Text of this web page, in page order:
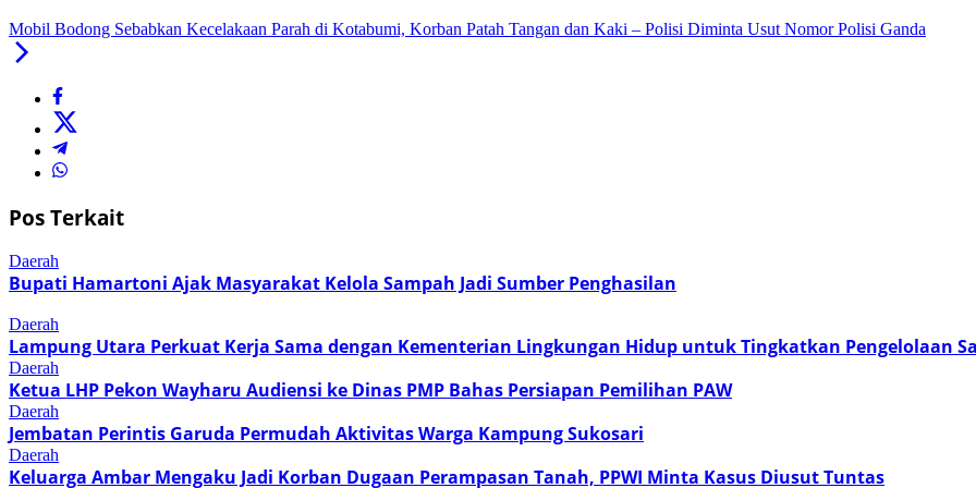
Mobil Bodong Sebabkan Kecelakaan Parah di Kotabumi, Korban Patah Tangan dan Kaki – Polisi Diminta Usut Nomor Polisi Ganda
Pos Terkait
Daerah
Bupati Hamartoni Ajak Masyarakat Kelola Sampah Jadi Sumber Penghasilan
Daerah
Lampung Utara Perkuat Kerja Sama dengan Kementerian Lingkungan Hidup untuk Tingkatkan Pengelolaan
Daerah
Ketua LHP Pekon Wayharu Audiensi ke Dinas PMP Bahas Persiapan Pemilihan PAW
Daerah
Jembatan Perintis Garuda Permudah Aktivitas Warga Kampung Sukosari
Daerah
Keluarga Ambar Mengaku Jadi Korban Dugaan Perampasan Tanah, PPWI Minta Kasus Diusut Tuntas